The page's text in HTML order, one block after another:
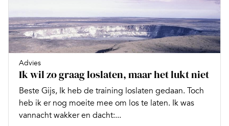
Advies
Ik wil zo graag loslaten, maar het lukt niet
Beste Gijs, Ik heb de training loslaten gedaan. Toch
heb ik er nog moeite mee om los te laten. Ik was
vannacht wakker en dacht:...